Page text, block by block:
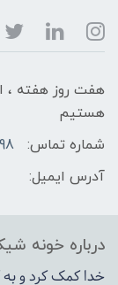
هستیم
شماره تماس:
آدرس ایمیل:
درباره خونه
خدا کمک کرد و به